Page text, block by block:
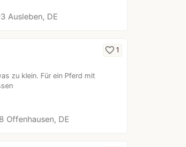
Ausleben, DE
zu klein. Für ein Pferd mit
favorite_border1
Offenhausen, DE